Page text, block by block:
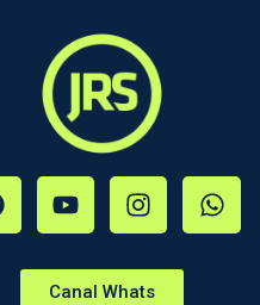
Canal Whats